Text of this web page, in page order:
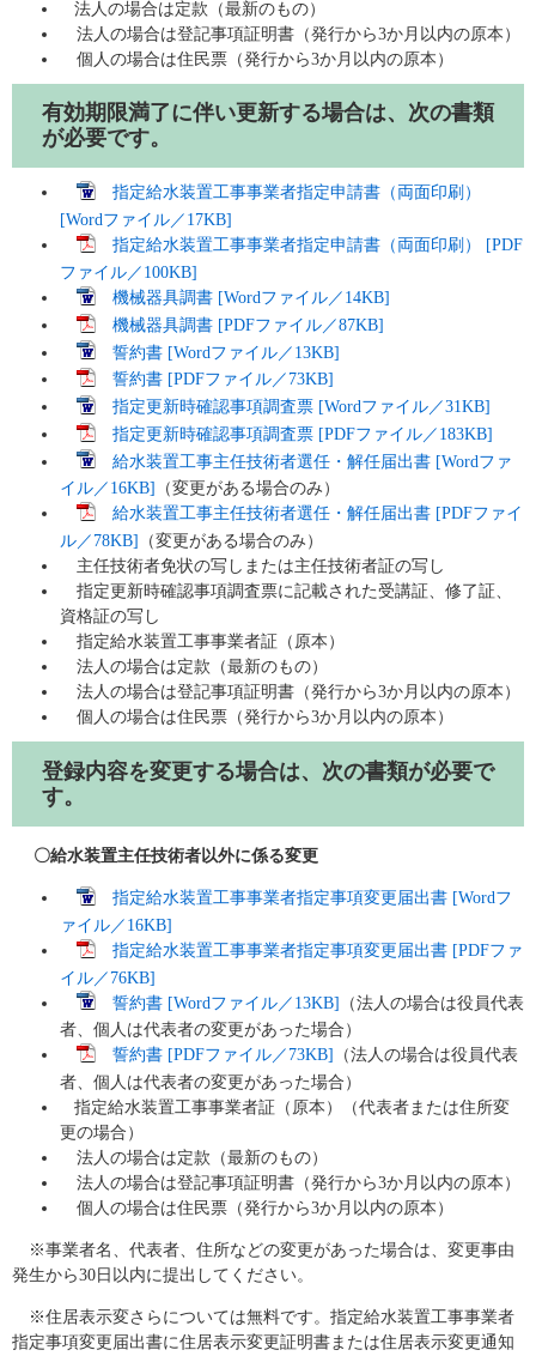
法人の場合は定款（最新のもの）
法人の場合は登記事項証明書（発行から3か月以内の原本）
個人の場合は住民票（発行から3か月以内の原本）
有効期限満了に伴い更新する場合は、次の書類
が必要です。
指定給水装置工事事業者指定申請書（両面印刷）
[Wordファイル／17KB]
指定給水装置工事事業者指定申請書（両面印刷） [PDF
ファイル／100KB]
機械器具調書 [Wordファイル／14KB]
機械器具調書 [PDFファイル／87KB]
誓約書 [Wordファイル／13KB]
誓約書 [PDFファイル／73KB]
指定更新時確認事項調査票 [Wordファイル／31KB]
指定更新時確認事項調査票 [PDFファイル／183KB]
給水装置工事主任技術者選任・解任届出書 [Wordファ
イル／16KB]
（変更がある場合のみ）
給水装置工事主任技術者選任・解任届出書 [PDFファイ
ル／78KB]
（変更がある場合のみ）
主任技術者免状の写しまたは主任技術者証の写し
指定更新時確認事項調査票に記載された受講証、修了証、
資格証の写し
指定給水装置工事事業者証（原本）
法人の場合は定款（最新のもの）
法人の場合は登記事項証明書（発行から3か月以内の原本）
個人の場合は住民票（発行から3か月以内の原本）
登録内容を変更する場合は、次の書類が必要で
す。
〇給水装置主任技術者以外に係る変更
指定給水装置工事事業者指定事項変更届出書 [Wordフ
ァイル／16KB]
指定給水装置工事事業者指定事項変更届出書 [PDFファ
イル／76KB]
誓約書 [Wordファイル／13KB] （法人の場合は役員代表
者、個人は代表者の変更があった場合）​
誓約書 [PDFファイル／73KB]
（法人の場合は役員代表
者、個人は代表者の変更があった場合）​
指定給水装置工事事業者証（原本）（代表者または住所変
更の場合）
法人の場合は定款（最新のもの）
法人の場合は登記事項証明書（発行から3か月以内の原本）
個人の場合は住民票（発行から3か月以内の原本）
※事業者名、代表者、住所などの変更があった場合は、変更事由
発生から30日以内に提出してください。
※住居表示変さらについては無料です。指定給水装置工事事業者
指定事項変更届出書に住居表示変更証明書または住居表示変更通知